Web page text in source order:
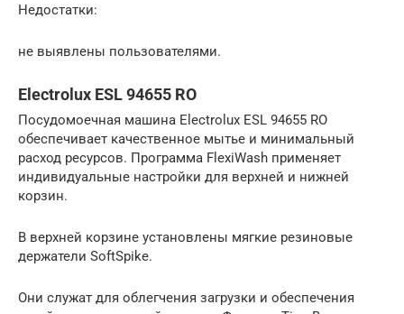
Недостатки:
не выявлены пользователями.
Electrolux ESL 94655 RO
Посудомоечная машина Electrolux ESL 94655 RO
обеспечивает качественное мытье и минимальный
расход ресурсов. Программа FlexiWash применяет
индивидуальные настройки для верхней и нижней
корзин.
В верхней корзине установлены мягкие резиновые
держатели SoftSpike.
Они служат для облегчения загрузки и обеспечения